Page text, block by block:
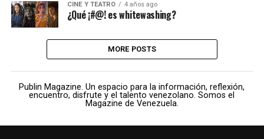
CINE Y TEATRO 4 años ago
¿Qué ¡#@! es whitewashing?
MORE POSTS
Publin Magazine. Un espacio para la información, reflexión,
encuentro, disfrute y el talento venezolano. Somos el
Magazine de Venezuela.